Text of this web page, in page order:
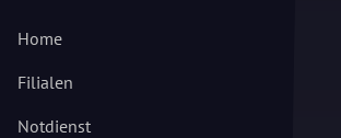
Home
Filialen
Notdienst